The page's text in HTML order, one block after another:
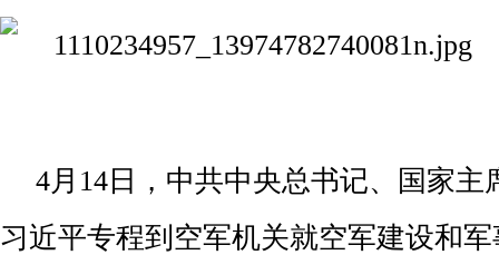
4月14日，中共中央总书记、国家主
习近平专程到空军机关就空军建设和